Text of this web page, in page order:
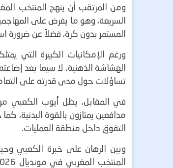
ومن المرتقب أن ينهج المنتخب
السريعة، وهو ما يفرض على
المستمر بدون كرة، فضلاً عن ضرورة
ورغم الإمكانيات الكبيرة التي
الهشاشة الذهنية، لا سيما بعد
تساؤلات حول مدى قدرته على
في المقابل، يظل أيوب الكعبي
مدافعين يمتازون بالقوة
التفوق داخل منطقة العمليات.
وبين الرهان على خبرة الكعبي